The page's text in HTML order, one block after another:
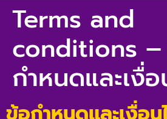
Terms and
conditions
กำหนดและเงื่อ